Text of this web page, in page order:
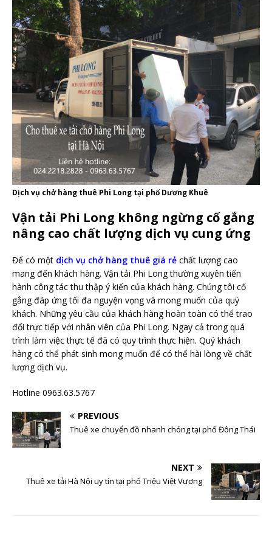
Dịch vụ chở hàng thuê Phi Long tại phố Dương Khuê
Vận tải Phi Long không ngừng cố gắng
nâng cao chất lượng dịch vụ cung ứng
Để có một dịch vụ chở hàng thuê giá rẻ chất lượng cao
mang đến khách hàng. Vận tải Phi Long thường xuyên tiến
hành công tác thu thập ý kiến của khách hàng. Chúng tôi cố
gắng đáp ứng tối đa nguyện vọng và mong muốn của quý
khách. Những yêu cầu của khách hàng hoàn toàn có thể trao
đổi trực tiếp với nhân viên của Phi Long. Ngay cả trong quá
trình làm việc thực tế đã có quy trình thực hiện. Quý khách
hàng có thể phát sinh mong muốn để có thể hài lòng về chất
lượng dịch vụ.
Hotline 0963.63.5767
PREVIOUS
Thuê xe chuyển đồ nhanh chóng tại phố Đông Thái
NEXT
Thuê xe tải Hà Nội uy tín tại phố Triệu Việt Vương